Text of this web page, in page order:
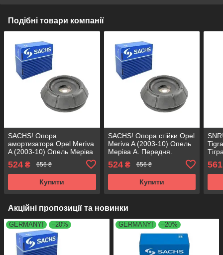
Подібні товари компанії
SACHS! Опора
амортизатора Opel Meriva
A (2003-10) Опель Меріва
802052 , KB653.09 ,
VKDA35509
524 ₴ 656 ₴
Купити
SACHS! Опора стійки Opel
Meriva A (2003-10) Опель
Меріва А. Передня.
KB653.09 , VKDA35509
524₴ 656 ₴
Купити
561
Акційні пропозиції та новинки
GERMANY! –20% GERMANY! –20%